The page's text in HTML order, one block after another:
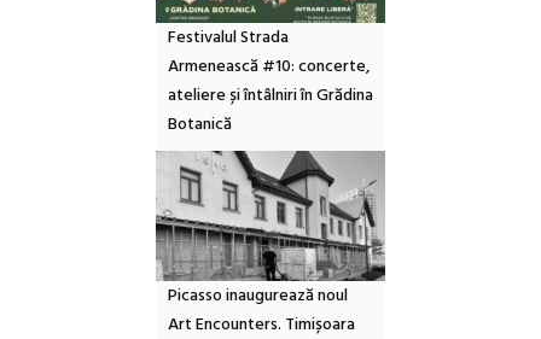
Festivalul Strada
Armenească #10: concerte,
ateliere și întâlniri în Grădina
Botanică
Picasso inaugurează noul
Art Encounters. Timișoara